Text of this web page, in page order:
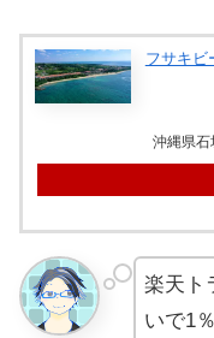
フサキビ
沖縄県
楽天ト
いで1